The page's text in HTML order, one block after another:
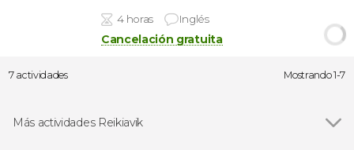
4 horas Inglés
Cancelación gratuita
7 actividades Mostrando 1-7
Más actividades Reikiavik